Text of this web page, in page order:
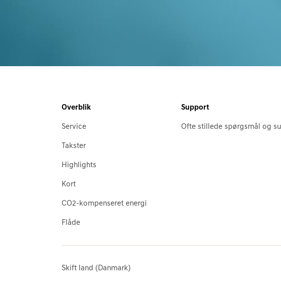
Overblik
Service
Takster
Highlights
Kort
CO2-kompenseret energi
Flåde
Support
Ofte stillede spørgsmål og
Skift land (Danmark)